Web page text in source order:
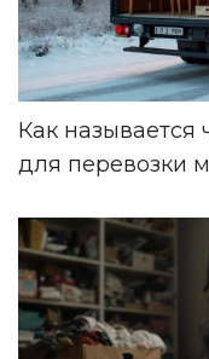
Как называется
для перевозки